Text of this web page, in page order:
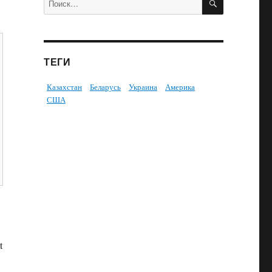
ТЕГИ
Казахстан Беларусь Украина
Америка
США